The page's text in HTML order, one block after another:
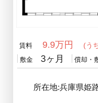
賃料 9.9万円 (う
敷金 3ヶ月 償却・
所在地:兵庫県